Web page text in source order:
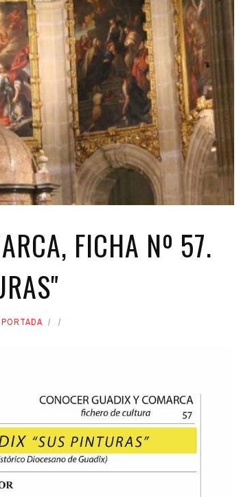
FICHA Nº 57.
PORTADA